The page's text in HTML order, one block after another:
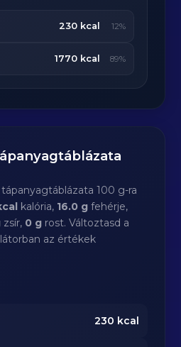
230 kcal 12%
1770 kcal 89%
100 g-ra
kalória, 16.0 g fehérje,
zsír, 0 g rost. Változtasd a
az értékek
230 kcal